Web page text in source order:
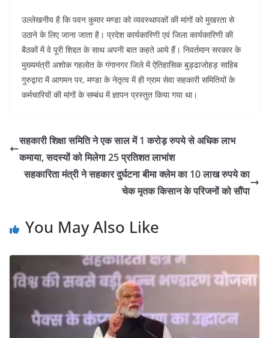
उल्लेखनीय है कि पवन कुमार मण्डा को व्यवस्थापकों की मांगों को मुखरता से
उठाने के लिए जाना जाता है। प्रदेश कार्यकारिणी एवं जिला कार्यकारिणी की
बैठकों में वे पूरी शिद्दत के साथ अपनी बात कहते आये हैं। निवर्तमान सरकार के
मुख्यमंत्री अशोक गहलोत के गंगानगर जिले में ऐतिहासिक बुड्ढाजोहड़ साहिब
गुरुद्वारा में आगमन पर, मण्डा के नेतृत्व में ही ग्राम सेवा सहकारी समितियों के
कर्मचारियों की मांगों के सम्बंध में ज्ञापन प्रस्तुत किया गया था।
सहकारी शिक्षा समिति ने एक साल में 1 करोड़ रुपये से अधिक लाभ
कमाया, सदस्यों को मिलेगा 25 प्रतिशत लाभांश
सहकारिता मंत्री ने सहकार दुर्घटना बीमा क्लेम का 10 लाख रुपये का
चेक मृतक किसान के परिजनों को सौंपा
You May Also Like